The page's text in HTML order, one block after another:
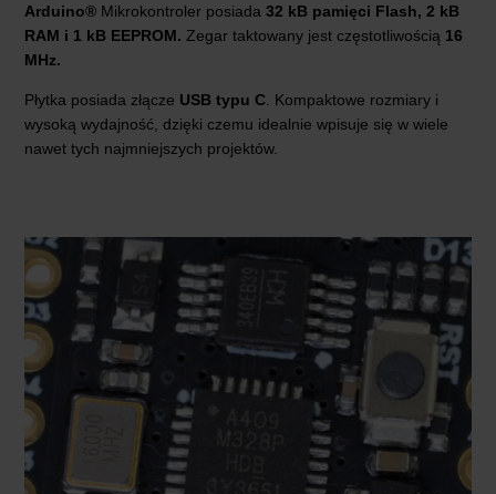
Arduino® Mikrokontroler posiada 32 kB pamięci Flash, 2 kB
RAM i 1 kB EEPROM. Zegar taktowany jest częstotliwością 16
MHz.
Płytka posiada złącze USB typu C . Kompaktowe rozmiary i
wysoką wydajność, dzięki czemu idealnie wpisuje się w wiele
nawet tych najmniejszych projektów.